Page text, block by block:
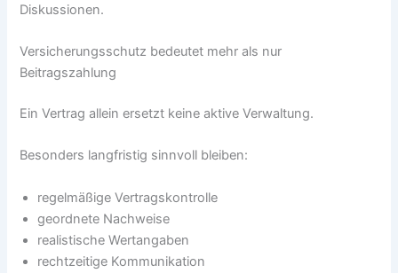
Diskussionen.
Versicherungsschutz bedeutet mehr als nur
Beitragszahlung
Ein Vertrag allein ersetzt keine aktive Verwaltung.
Besonders langfristig sinnvoll bleiben:
regelmäßige Vertragskontrolle
geordnete Nachweise
realistische Wertangaben
rechtzeitige Kommunikation